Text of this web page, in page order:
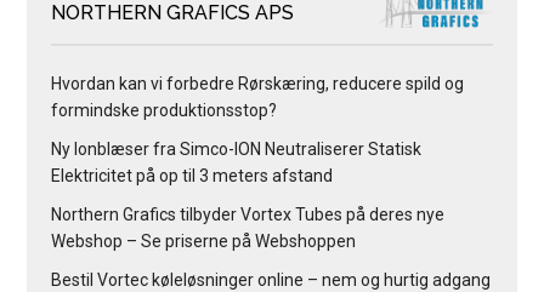
NORTHERN GRAFICS APS
Hvordan kan vi forbedre Rørskæring, reducere spild og
formindske produktionsstop?
Ny Ionblæser fra Simco-ION Neutraliserer Statisk
Elektricitet på op til 3 meters afstand
Northern Grafics tilbyder Vortex Tubes på deres nye
Webshop – Se priserne på Webshoppen
Bestil Vortec køleløsninger online – nem og hurtig adgang